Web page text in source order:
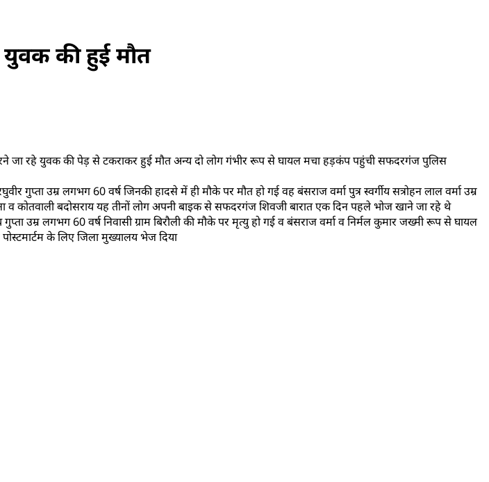
की हुई मौत
जा रहे युवक की पेड़ से टकराकर हुई मौत अन्य दो लोग गंभीर रूप से घायल मचा हड़कंप पहुंची सफदरगंज पुलिस
गुप्ता उम्र लगभग 60 वर्ष जिनकी हादसे में ही मौके पर मौत हो गई वह बंसराज वर्मा पुत्र स्वर्गीय सत्रोहन लाल वर्मा उम्र
व कोतवाली बदोसराय यह तीनों लोग अपनी बाइक से सफदरगंज शिवजी बारात एक दिन पहले भोज खाने जा रहे थे
लगभग 60 वर्ष निवासी ग्राम बिरौली की मौके पर मृत्यु हो गई व बंसराज वर्मा व निर्मल कुमार जख्मी रूप से घायल
के लिए जिला मुख्यालय भेज दिया